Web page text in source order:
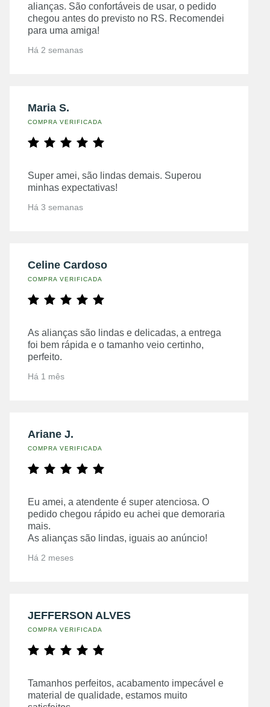
alianças. São confortáveis de usar, o pedido
chegou antes do previsto no RS. Recomendei
para uma amiga!
Há 2 semanas
Maria S.
COMPRA VERIFICADA
Super amei, são lindas demais. Superou
minhas expectativas!
Há 3 semanas
Celine Cardoso
COMPRA VERIFICADA
As alianças são lindas e delicadas, a entrega
foi bem rápida e o tamanho veio certinho,
perfeito.
Há 1 mês
Ariane J.
COMPRA VERIFICADA
Eu amei, a atendente é super atenciosa. O
pedido chegou rápido eu achei que demoraria
mais.
As alianças são lindas, iguais ao anúncio!
Há 2 meses
JEFFERSON ALVES
COMPRA VERIFICADA
Tamanhos perfeitos, acabamento impecável e
material de qualidade, estamos muito